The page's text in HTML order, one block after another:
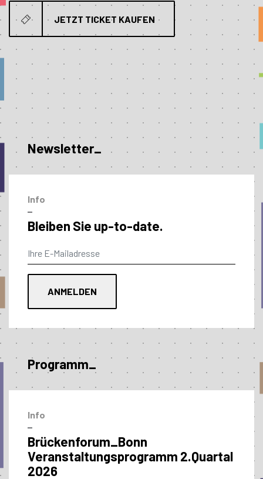
JETZT TICKET KAUFEN
Newsletter_
Info
–
Bleiben Sie up-to-date.
Programm_
Info
–
Brückenforum_Bonn
Veranstaltungs­programm 2.Quartal
2026